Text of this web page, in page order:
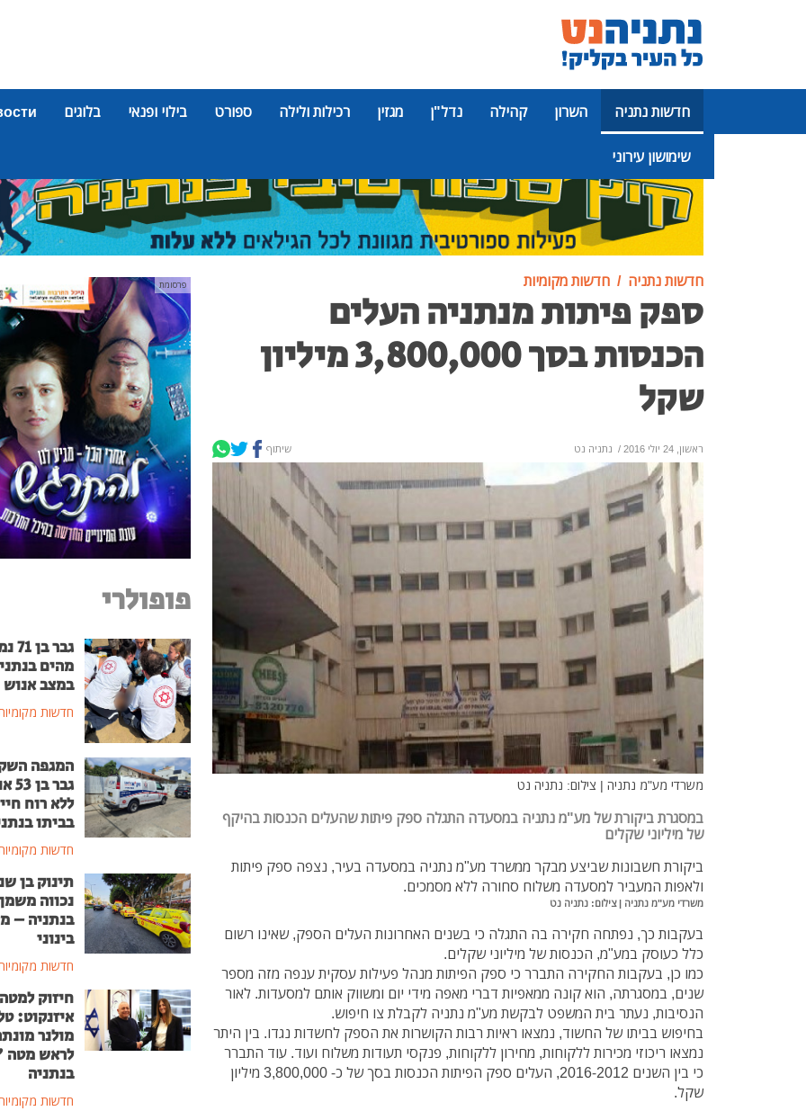
חדשות נתניה השרון קהילה נדל"ן מגזין רכילות ולילה ספורט בילוי ופנאי בלוגים
שימושון עירוני
פרסומת
חדשות נתניה חדשות מקומיות
ספק פיתות מנתניה העלים
הכנסות בסך 3,800,000 מיליון
שקל
ראשון, 24 יולי 2016 / נתניה נט שיתוף
משרדי מע"מ נתניה | צילום: נתניה נט
במסגרת ביקורת של מע"מ נתניה במסעדה התגלה ספק פיתות שהעלים הכנסות בהיקף
של מיליוני שקלים
ביקורת חשבונות שביצע מבקר ממשרד מע"מ נתניה במסעדה בעיר, נצפה ספק פיתות
ולאפות המעביר למסעדה משלוח סחורה ללא מסמכים.
משרדי מע"מ נתניה | צילום: נתניה נט
בעקבות כך, נפתחה חקירה בה התגלה כי בשנים האחרונות העלים הספק, שאינו רשום
כלל כעוסק במע"מ, הכנסות של מיליוני שקלים.
כמו כן, בעקבות החקירה התברר כי ספק הפיתות מנהל פעילות עסקית ענפה מזה מספר
שנים, במסגרתה, הוא קונה ממאפיות דברי מאפה מידי יום ומשווק אותם למסעדות. לאור
הנסיבות, נעתר בית המשפט לבקשת מע"מ נתניה לקבלת צו חיפוש.
בחיפוש בביתו של החשוד, נמצאו ראיות רבות הקושרות את הספק לחשדות נגדו. בין היתר
נמצאו ריכוזי מכירות ללקוחות, מחירון ללקוחות, פנקסי תעודות משלוח ועוד. עוד התברר
כי בין השנים 2016-2012, העלים ספק הפיתות הכנסות בסך של כ- 3,800,000 מיליון
שקל.
פרסומת
פופולרי
גבר
מהים
במצב אנוש
חדשות
המגפה
גבר
ללא רוח
בביתו
חדשות
תינוק בן
נכווה
בנתניה –
בינוני
חדשות
חיזוק למטה
איזנקוט:
מולנר
לראש
בנתניה
חדשות